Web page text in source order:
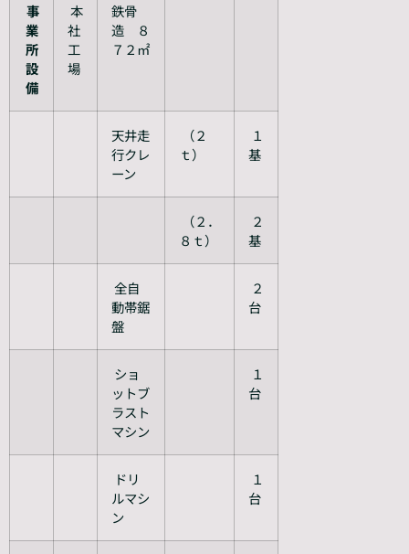
事
業
所
設
備
本
社
工
場
鉄骨
造 ８
７２㎡
天井走
行クレ
ーン
（２
ｔ）
１
基
（２．
８ｔ）
２
基
全自
動帯鋸
盤
２
台
ショ
ットブ
ラスト
マシン
１
台
ドリ
ルマシ
ン
１
台